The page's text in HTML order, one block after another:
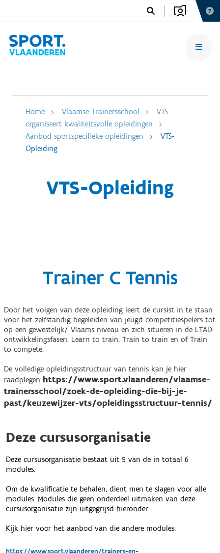
Home Vlaamse Trainersschool
VTS
organiseert kwaliteitsvolle opleidingen
Aanbod sportspecifieke opleidingen
VTS-
Opleiding
VTS-Opleiding